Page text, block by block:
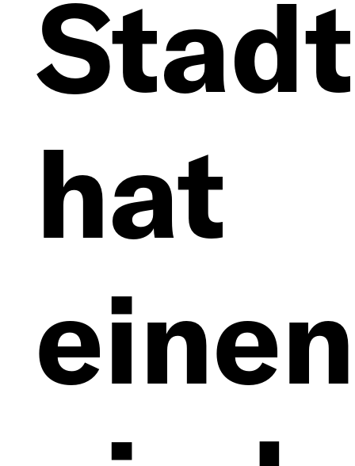
hat
einen